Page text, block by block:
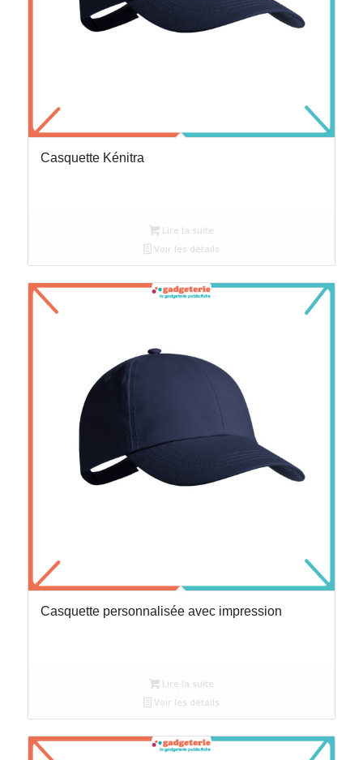
Casquette Kénitra
Lire la suite
Voir les détails
Casquette personnalisée avec impression
Lire la suite
Voir les détails